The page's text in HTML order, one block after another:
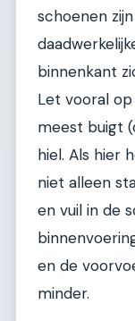
schoenen
binnenkant
Let vooral
meest buigt
hiel. Als hier
niet alleen
en vuil in de
en de
minder.